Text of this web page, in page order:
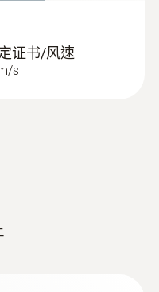
证书/风速
s